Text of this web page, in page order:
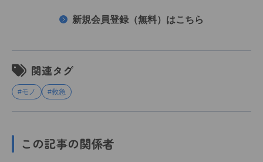
新規会員登録（無料）はこちら
関連タグ
#モノ #救急
この記事の関係者